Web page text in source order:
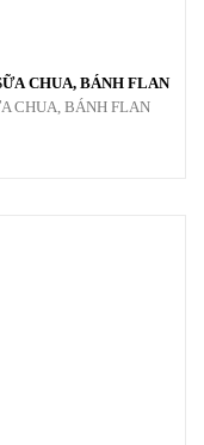
CHUA, BÁNH FLAN
CHUA, BÁNH FLAN